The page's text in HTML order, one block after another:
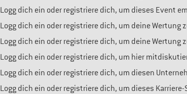
Logg dich ein oder registriere dich, um dieses Event
Logg dich ein oder registriere dich, um deine Wertung
Logg dich ein oder registriere dich, um deine Wertung
Logg dich ein oder registriere dich, um hier
Logg dich ein oder registriere dich, um diesen
Logg dich ein oder registriere dich, um dieses